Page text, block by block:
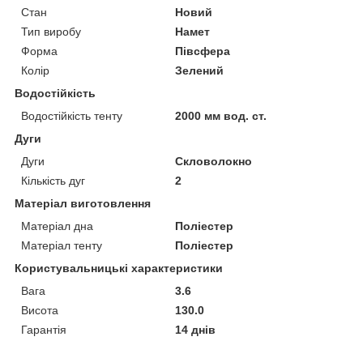
Стан
Новий
Тип виробу
Намет
Форма
Півсфера
Колір
Зелений
Водостійкість
Водостійкість тенту
2000 мм вод. ст.
Дуги
Дуги
Скловолокно
Кількість дуг
2
Матеріал виготовлення
Матеріал дна
Поліестер
Матеріал тенту
Поліестер
Користувальницькі характеристики
Вага
3.6
Висота
130.0
Гарантія
14 днів